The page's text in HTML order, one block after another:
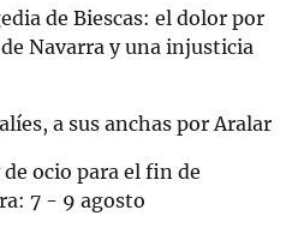
de Biescas: el dolor por
Navarra y una injusticia
a sus anchas por Aralar
ocio para el fin de
7 - 9 agosto